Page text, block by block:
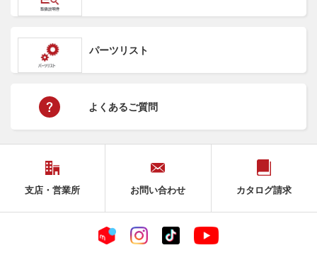
パーツリスト
よくあるご質問
支店・営業所 お問い合わせ カタログ請求